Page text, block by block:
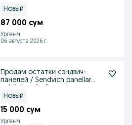
Новый
87 000 сум
Ургенч
06 августа 2026 г.
Продам остатки сэндвич-
панелей / Sendvich panellar
Новый
15 000 сум
Ургенч